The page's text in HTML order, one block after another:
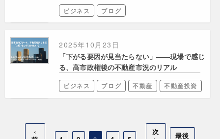
ビジネス ブログ
2025年10月23日
「下がる要因が見当たらない」——現場で感じ
る、高市政権後の不動産市況のリアル
ビジネス ブログ 不動産 不動産投資
‹
次
最後